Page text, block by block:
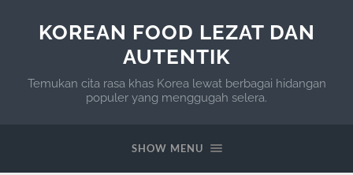
KOREAN FOOD LEZAT DAN
AUTENTIK
Temukan cita rasa khas Korea lewat berbagai hidangan
populer yang menggugah selera.
SHOW MENU